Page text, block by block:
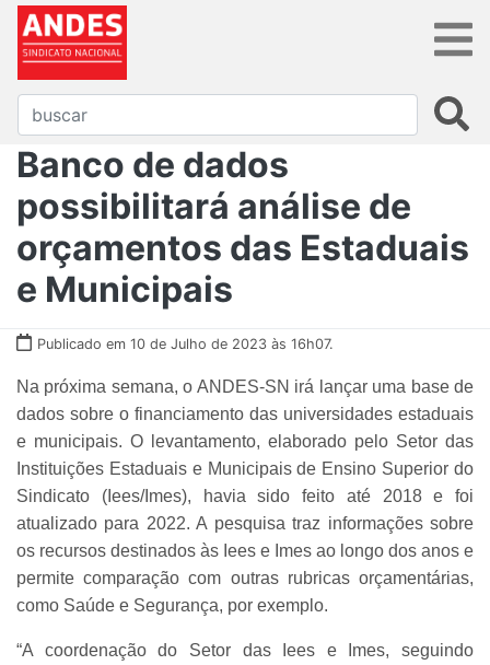
Banco de dados
possibilitará análise de
orçamentos das Estaduais
e Municipais
Publicado em 10 de Julho de 2023 às 16h07.
Na próxima semana, o ANDES-SN irá lançar uma base de
dados sobre o financiamento das universidades estaduais
e municipais. O levantamento, elaborado pelo Setor das
Instituições Estaduais e Municipais de Ensino Superior do
Sindicato (Iees/Imes), havia sido feito até 2018 e foi
atualizado para 2022. A pesquisa traz informações sobre
os recursos destinados às Iees e Imes ao longo dos anos e
permite comparação com outras rubricas orçamentárias,
como Saúde e Segurança, por exemplo.
“A coordenação do Setor das Iees e Imes, seguindo